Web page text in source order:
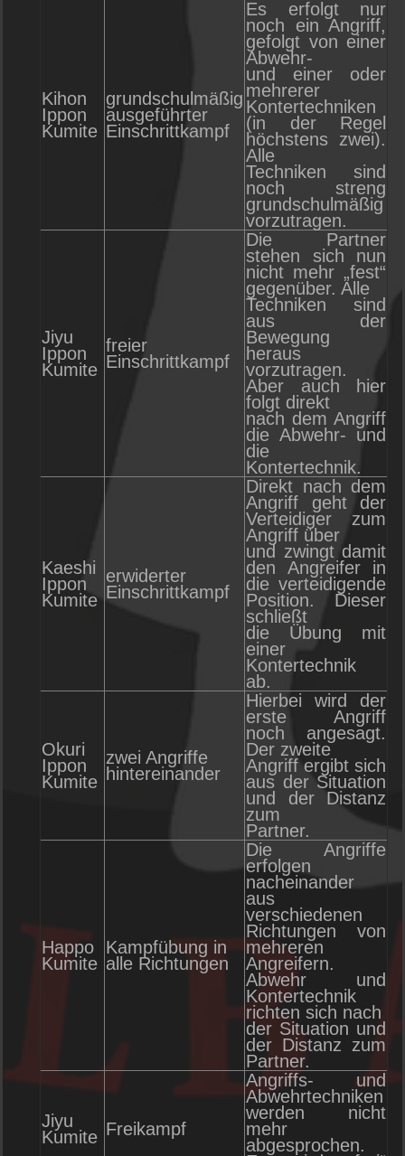
Kihon
Ippon
Kumite
grundschulmäßig
ausgeführter
Einschrittkampf
Es erfolgt nur
noch ein Angriff,
gefolgt von einer
Abwehr-
und einer oder
mehrerer
Kontertechniken
(in der Regel
höchstens zwei).
Alle
Techniken sind
noch streng
grundschulmäßig
vorzutragen.
Jiyu
Ippon
Kumite
freier
Einschrittkampf
Die Partner
stehen sich nun
nicht mehr „fest“
gegenüber. Alle
Techniken sind
aus der
Bewegung
heraus
vorzutragen.
Aber auch hier
folgt direkt
nach dem Angriff
die Abwehr- und
die
Kontertechnik.
Kaeshi
Ippon
Kumite
erwiderter
Einschrittkampf
Direkt nach dem
Angriff geht der
Verteidiger zum
Angriff über
und zwingt damit
den Angreifer in
die verteidigende
Position. Dieser
schließt
die Übung mit
einer
Kontertechnik
ab.
Okuri
Ippon
Kumite
zwei Angriffe
hintereinander
Hierbei wird der
erste Angriff
noch angesagt.
Der zweite
Angriff ergibt sich
aus der Situation
und der Distanz
zum
Partner.
Happo
Kumite
Kampfübung in
alle Richtungen
Die Angriffe
erfolgen
nacheinander
aus
verschiedenen
Richtungen von
mehreren
Angreifern.
Abwehr und
Kontertechnik
richten sich nach
der Situation und
der Distanz zum
Partner.
Jiyu
Kumite Freikampf
Angriffs- und
Abwehrtechniken
werden nicht
mehr
abgesprochen.